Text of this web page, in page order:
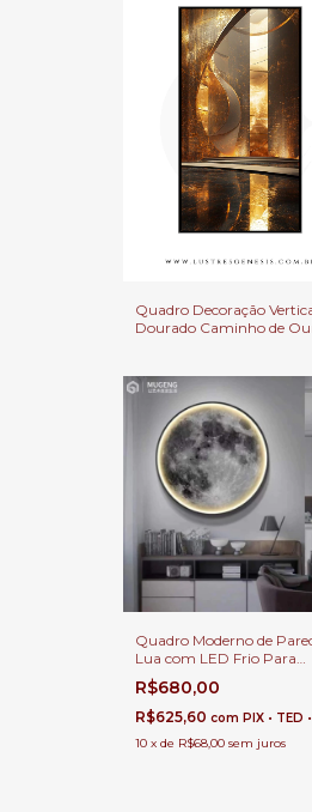
Quadro Decoração
Dourado Caminho de
Quadro Moderno de
Lua com LED Frio Para
Decoração de Quartos,
Estar, Corredor, Escritório,
Apartamento e Quarto
Infantil
R$680,00
R$625,60 com PIX • TED
10 x de R$68,00 sem juros